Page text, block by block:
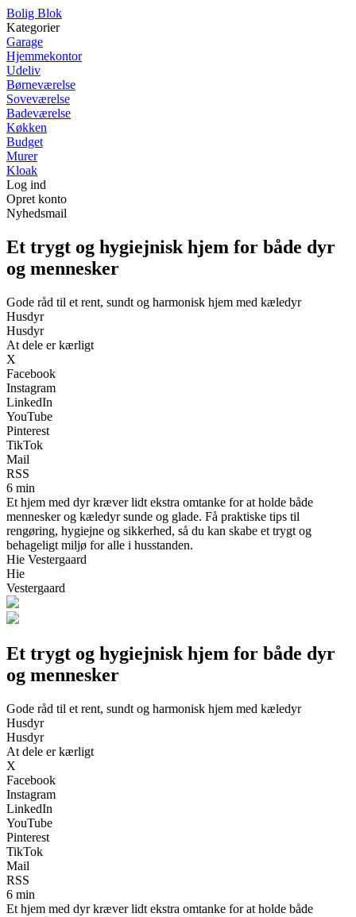
Bolig Blok
Kategorier
Garage
Hjemmekontor
Udeliv
Børneværelse
Soveværelse
Badeværelse
Køkken
Budget
Murer
Kloak
Log ind
Opret konto
Nyhedsmail
Et trygt og hygiejnisk hjem for både dyr
og mennesker
Gode råd til et rent, sundt og harmonisk hjem med kæledyr
Husdyr
Husdyr
At dele er kærligt
X
Facebook
Instagram
LinkedIn
YouTube
Pinterest
TikTok
Mail
RSS
6 min
Et hjem med dyr kræver lidt ekstra omtanke for at holde både
mennesker og kæledyr sunde og glade. Få praktiske tips til
rengøring, hygiejne og sikkerhed, så du kan skabe et trygt og
behageligt miljø for alle i husstanden.
Hie Vestergaard
Hie
Vestergaard
Et trygt og hygiejnisk hjem for både dyr
og mennesker
Gode råd til et rent, sundt og harmonisk hjem med kæledyr
Husdyr
Husdyr
At dele er kærligt
X
Facebook
Instagram
LinkedIn
YouTube
Pinterest
TikTok
Mail
RSS
6 min
Et hjem med dyr kræver lidt ekstra omtanke for at holde både